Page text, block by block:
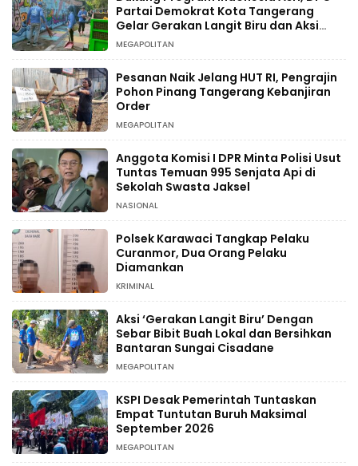
Partai Demokrat Kota Tangerang
Gelar Gerakan Langit Biru dan Aksi
Tanam Pohon
MEGAPOLITAN
Pesanan Naik Jelang HUT RI, Pengrajin
Pohon Pinang Tangerang Kebanjiran
Order
MEGAPOLITAN
Anggota Komisi I DPR Minta Polisi Usut
Tuntas Temuan 995 Senjata Api di
Sekolah Swasta Jaksel
NASIONAL
Polsek Karawaci Tangkap Pelaku
Curanmor, Dua Orang Pelaku
Diamankan
KRIMINAL
Aksi ‘Gerakan Langit Biru’ Dengan
Sebar Bibit Buah Lokal dan Bersihkan
Bantaran Sungai Cisadane
MEGAPOLITAN
KSPI Desak Pemerintah Tuntaskan
Empat Tuntutan Buruh Maksimal
September 2026
MEGAPOLITAN